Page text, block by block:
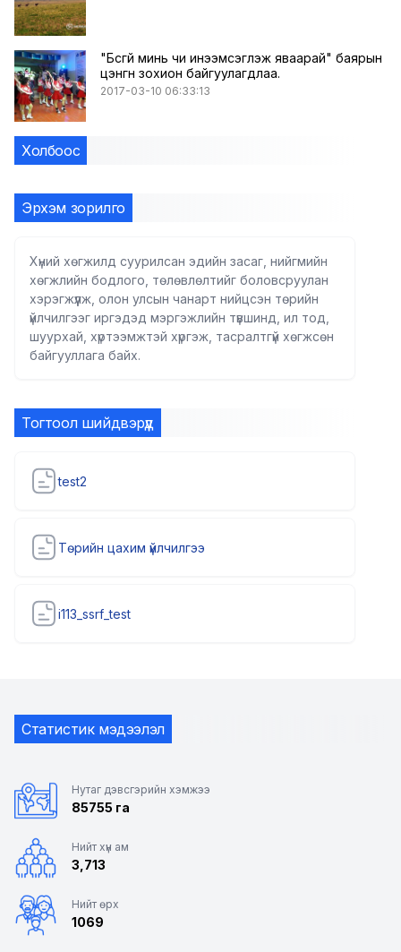
"Бүсгүй минь чи инээмсэглэж яваарай" баярын
цэнгүүн зохион байгуулагдлаа.
2017-03-10 06:33:13
Холбоос
Эрхэм зорилго
Хүний хөгжилд суурилсан эдийн засаг, нийгмийн
хөгжлийн бодлого, төлөвлөлтийг боловсруулан
хэрэгжүүлж, олон улсын чанарт нийцсэн төрийн
үйлчилгээг иргэдэд мэргэжлийн түвшинд, ил тод,
шуурхай, хүртээмжтэй хүргэж, тасралтгүй хөгжсөн
байгууллага байх.
Тогтоол шийдвэрүүд
test2
Төрийн цахим үйлчилгээ
i113_ssrf_test
Статистик мэдээлэл
Нутаг дэвсгэрийн хэмжээ
85755 га
Нийт хүн ам
3,713
Нийт өрх
1069